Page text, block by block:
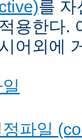
를 자
용한다.
어외에
파일